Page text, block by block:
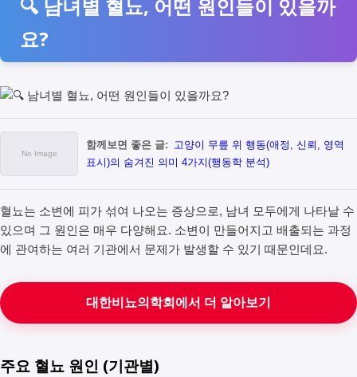
🔍 남녀별 혈뇨, 어떤 원인들이 있을까
요?
함께보면 좋은 글:
고양이 무릎 위 행동(애정, 신뢰, 영역
표시)의 숨겨진 의미 4가지(행동학 분석)
혈뇨는 소변에 피가 섞여 나오는 증상으로, 남녀 모두에게 나타날 수
있으며 그 원인은 매우 다양해요. 소변이 만들어지고 배출되는 과정
에 관여하는 여러 기관에서 문제가 발생할 수 있기 때문인데요.
대한비뇨의학회에서 더 알아보기
주요 혈뇨 원인 (기관별)